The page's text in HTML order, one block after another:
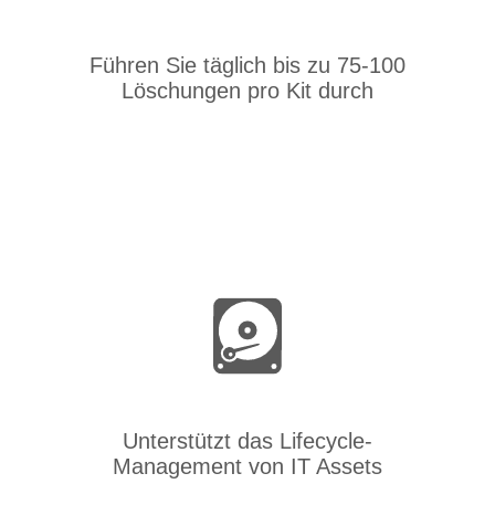
Führen Sie täglich bis zu 75-100
Löschungen pro Kit durch
Unterstützt das Lifecycle-
Management von IT Assets